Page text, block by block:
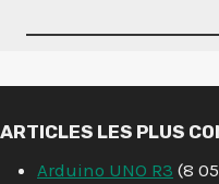
ARTICLES LES PLUS
Arduino UNO R3 (8